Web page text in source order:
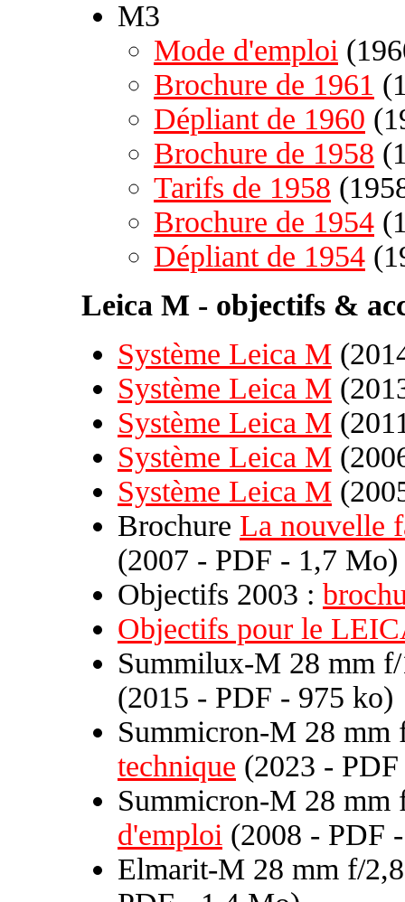
M3
Mode d'emploi
Brochure de 1961
Dépliant de 1960
Brochure de 1958
Tarifs de 1958
Brochure de 1954
Dépliant de 1954
Leica M - objectifs &
Système Leica M
Système Leica M
Système Leica M
Système Leica M
Système Leica M
Brochure La nouvelle
(2007 - PDF - 1,7 Mo)
Objectifs 2003 :
Objectifs pour le
Summilux-M 28 mm
(2015 - PDF - 975 ko)
Summicron-M 28
technique (2023 -
Summicron-M 28
d'emploi (2008 - PDF
Elmarit-M 28 mm f/